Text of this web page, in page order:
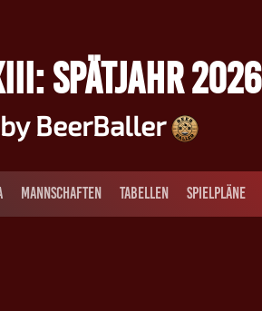
SPÄTJAHR 2026
BeerBaller
MANNSCHAFTEN TABELLEN SPIELPLÄNE